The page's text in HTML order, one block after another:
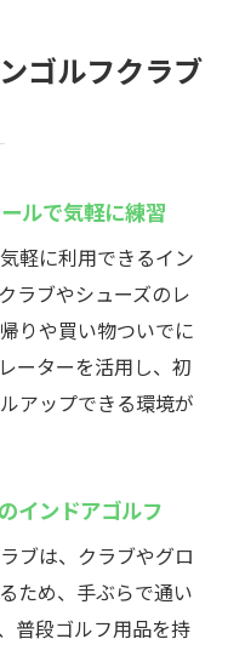
ゴルフクラブ
ルで気軽に練習
軽に利用できるイン
ラブやシューズのレ
りや買い物ついでに
ーターを活用し、初
アップできる環境が
インドアゴルフ
ブは、クラブやグロ
ため、手ぶらで通い
普段ゴルフ用品を持